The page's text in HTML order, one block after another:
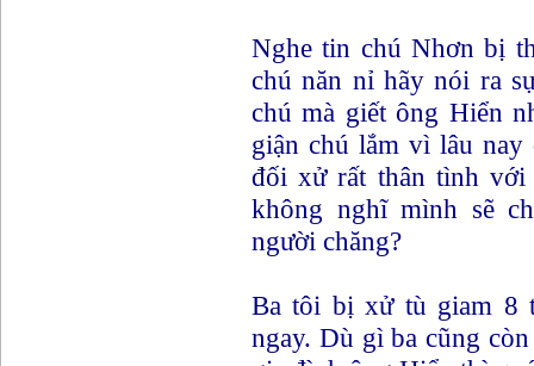
Nghe tin chú Nhơn bị
chú năn nỉ hãy nói ra
chú mà giết ông Hiển
giận chú lắm vì lâu
đối xử rất thân tình
không nghĩ mình sẽ
người chăng?
Ba tôi bị xử tù giam 8
ngay. Dù gì ba cũng